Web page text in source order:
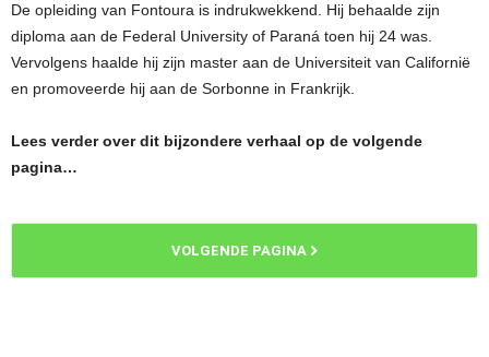
De opleiding van Fontoura is indrukwekkend. Hij behaalde zijn
diploma aan de Federal University of Paraná toen hij 24 was.
Vervolgens haalde hij zijn master aan de Universiteit van Californië
en promoveerde hij aan de Sorbonne in Frankrijk.
Lees verder over dit bijzondere verhaal op de volgende
pagina…
VOLGENDE PAGINA